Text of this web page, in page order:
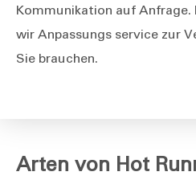
Kommunikation auf Anfrage.
wir Anpassungs service zur
Sie brauchen.
Arten von Hot